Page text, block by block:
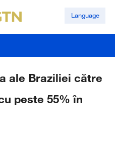
Language
ale Braziliei către
peste 55% în